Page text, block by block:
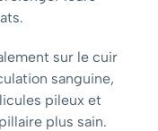
sur le cuir
sanguine,
pileux et
plus sain.